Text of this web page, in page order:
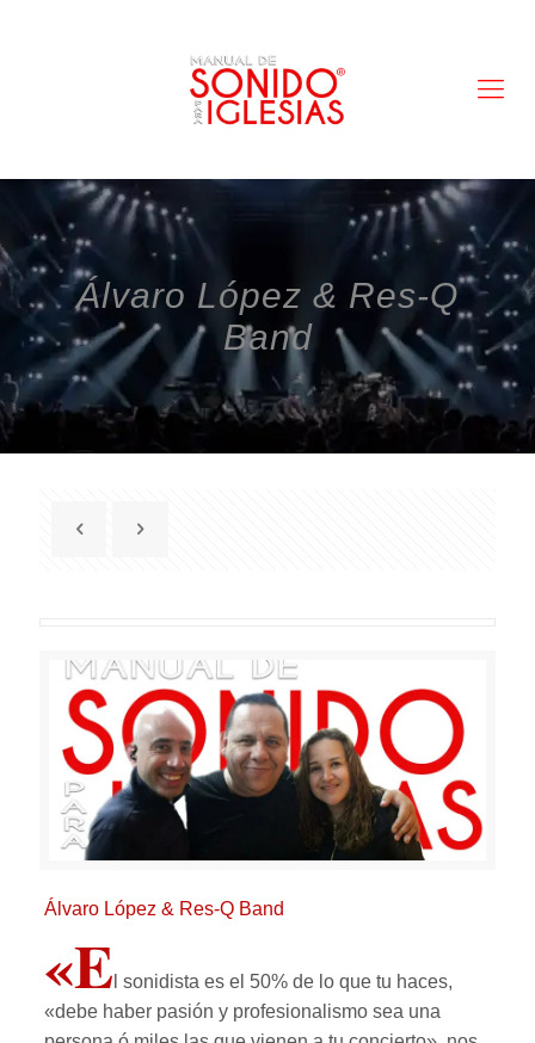
Álvaro López & Res-Q
Band
Álvaro López & Res-Q Band
«E l sonidista es el 50% de lo que tu haces,
«debe haber pasión y profesionalismo sea una